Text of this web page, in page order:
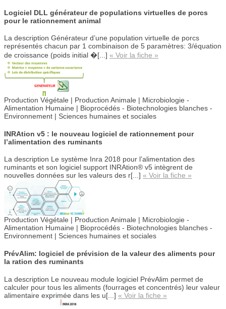
Logiciel DLL générateur de populations virtuelles de porcs
pour le rationnement animal
La description Générateur d’une population virtuelle de porcs
représentés chacun par 1 combinaison de 5 paramètres: 3/équation
de croissance (poids initial �[...] « Voir la fiche »
Production Végétale | Production Animale | Microbiologie -
Alimentation Humaine | Bioprocédés - Biotechnologies blanches -
Environnement | Sciences humaines et sociales
INRAtion v5 : le nouveau logiciel de rationnement pour
l’alimentation des ruminants
La description Le système Inra 2018 pour l’alimentation des
ruminants et son logiciel support INRAtion® v5 intègrent de
nouvelles données sur les valeurs des r[...] « Voir la fiche »
Production Végétale | Production Animale | Microbiologie -
Alimentation Humaine | Bioprocédés - Biotechnologies blanches -
Environnement | Sciences humaines et sociales
PrévAlim: logiciel de prévision de la valeur des aliments pour
la ration des ruminants
La description Le nouveau module logiciel PrévAlim permet de
calculer pour tous les aliments (fourrages et concentrés) leur valeur
alimentaire exprimée dans les u[...] « Voir la fiche »